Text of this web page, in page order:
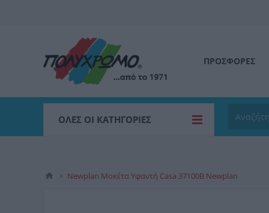
ΠΡΟΣΦΟΡΕΣ
ΌΛΕΣ ΟΙ ΚΑΤΗΓΟΡΊΕΣ
Newplan Μοκέτα Υφαντή Casa 37100B Newplan